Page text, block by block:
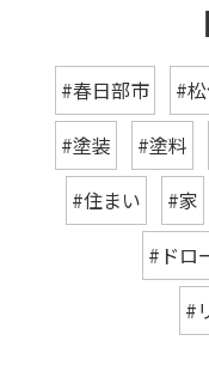
#春日部市 #
#塗装
#塗料
#住まい
#家
#ドロ
#